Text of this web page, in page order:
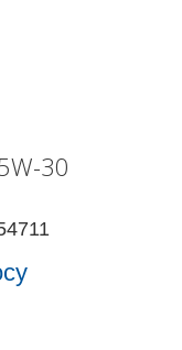
30